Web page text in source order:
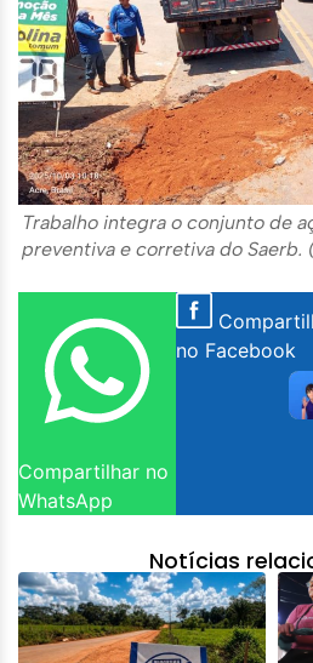
Trabalho integra o conjunto de
preventiva e corretiva do Saerb.
Compartilhar no
WhatsApp
no Facebook
Notícias